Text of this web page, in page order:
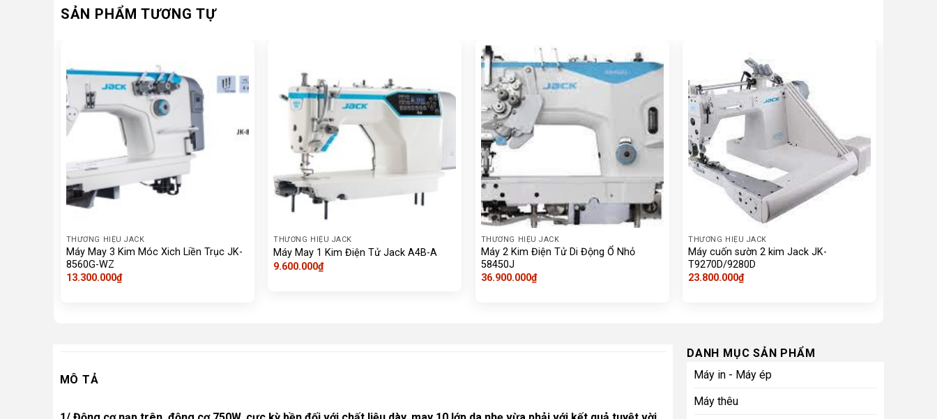
SẢN PHẨM TƯƠNG TỰ
THƯƠNG HIỆU JACK
Máy May 3 Kim Móc Xich Liền Trục JK-
8560G-WZ
13.300.000₫
THƯƠNG HIỆU JACK
Máy May 1 Kim Điện Tử Jack A4B-A
9.600.000₫
THƯƠNG HIỆU JACK
Máy 2 Kim Điện Tử Di Động Ổ Nhỏ
58450J
36.900.000₫
THƯƠNG HIỆU JACK
Máy cuốn sườn 2 kim Jack JK-
T9270D/9280D
23.800.000₫
MÔ TẢ
DANH MỤC SẢN PHẨM
Máy in - Máy ép
Máy thêu